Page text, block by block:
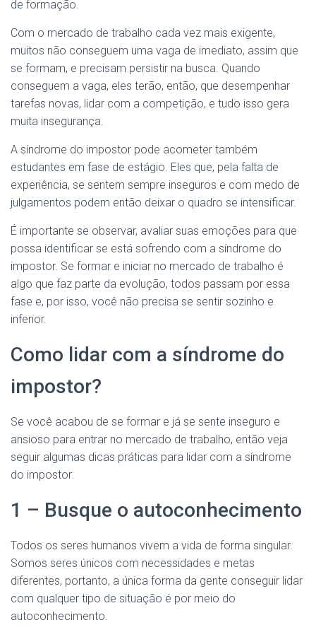
de formação.
Com o mercado de trabalho cada vez mais exigente,
muitos não conseguem uma vaga de imediato, assim que
se formam, e precisam persistir na busca. Quando
conseguem a vaga, eles terão, então, que desempenhar
tarefas novas, lidar com a competição, e tudo isso gera
muita insegurança.
A síndrome do impostor pode acometer também
estudantes em fase de estágio. Eles que, pela falta de
experiência, se sentem sempre inseguros e com medo de
julgamentos podem então deixar o quadro se intensificar.
É importante se observar, avaliar suas emoções para que
possa identificar se está sofrendo com a síndrome do
impostor. Se formar e iniciar no mercado de trabalho é
algo que faz parte da evolução, todos passam por essa
fase e, por isso, você não precisa se sentir sozinho e
inferior.
Como lidar com a síndrome do
impostor?
Se você acabou de se formar e já se sente inseguro e
ansioso para entrar no mercado de trabalho, então veja
seguir algumas dicas práticas para lidar com a síndrome
do impostor:
1 – Busque o autoconhecimento
Todos os seres humanos vivem a vida de forma singular.
Somos seres únicos com necessidades e metas
diferentes, portanto, a única forma da gente conseguir lidar
com qualquer tipo de situação é por meio do
autoconhecimento.